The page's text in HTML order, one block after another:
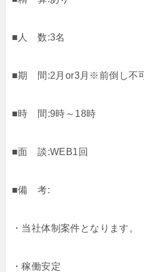
■人 数:3名
■期 間:2月or3月※前倒し不可
■時 間:9時～18時
■面 談:WEB1回
■備 考:
・当社体制案件となります。
・稼働安定